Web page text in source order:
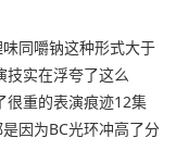
同嚼钠这种形式大于
技实在浮夸了这么
重的表演痕迹12集
因为BC光环冲高了分